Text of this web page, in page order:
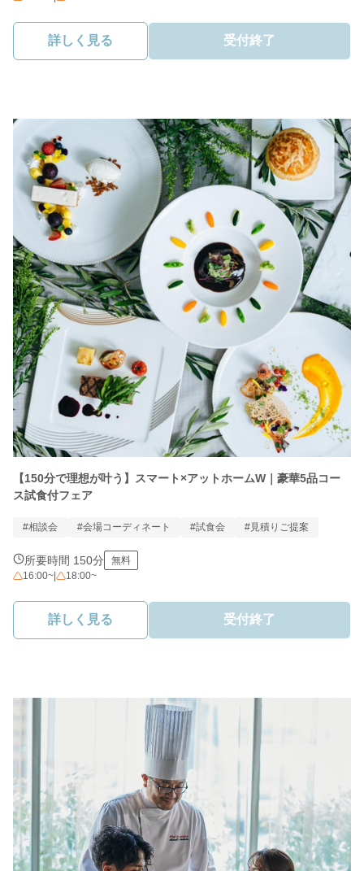
詳しく見る 受付終了
【150分で理想が叶う】スマート×アットホームW｜豪華5品コー
ス試食付フェア
#相談会 #会場コーディネート #試食会 #見積りご提案
所要時間 150分
無料
16:00~
18:00~
詳しく見る 受付終了